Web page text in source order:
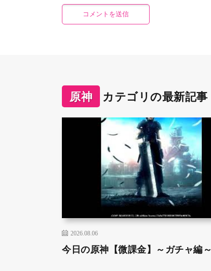
原神 カテゴリの最新記事
2026.08.06
今日の原神【微課金】～ガチャ編～